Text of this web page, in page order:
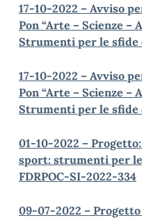
17-10-2022 – Avviso
Pon “Arte – Scienze –
Strumenti per le sfide
17-10-2022 – Avviso
Pon “Arte – Scienze –
Strumenti per le sfide
01-10-2022 –
sport: strumenti per
FDRPOC-SI-2022-334
09-07-2022 – Progetto